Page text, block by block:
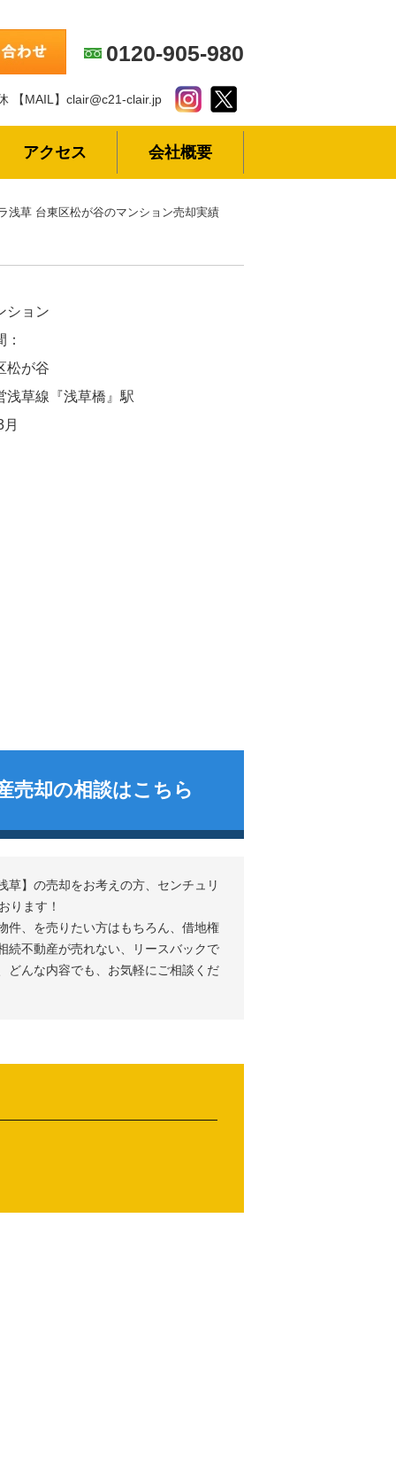
0120-905-980
【MAIL】clair@c21-clair.jp
アクセス 会社概要
浅草 台東区松が谷のマンション売却実績
ション
松が谷
浅草線『浅草橋』駅
売却の相談はこちら
草
の売却をお考えの方、センチュリ
ります！
件、を売りたい方はもちろん、借地権
続不動産が売れない、リースバックで
どんな内容でも、お気軽にご相談くだ